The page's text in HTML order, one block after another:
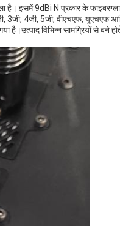
इसमें 9dBi N प्रकार के
3जी, 4जी, 5जी, वीएचएफ, यूएचएफ
विभिन्न सामग्रियों से बने